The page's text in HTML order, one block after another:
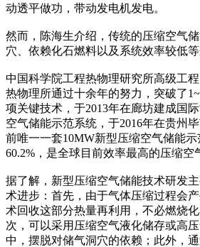
动透平做功，带动发电机发电。
然而，陈海生介绍，传统的压缩空气
穴、依赖化石燃料以及系统效率较低等
中国科学院工程热物理研究所高级工
热物理所通过十余年的努力，突破了
项关键技术，于2013年在廊坊建成国
空气储能示范系统，于2016年在贵州
前唯一一套10MW新型压缩空气储能
60.2%，是全球目前效率最高的压缩空
据了解，新型压缩空气储能技术研发
术进步：首先，由于气体压缩过程会
术回收这部分热量再利用，不必燃烧
次，可以采用压缩空气液化储存或高
中，摆脱对储气洞穴的依赖；此外，通